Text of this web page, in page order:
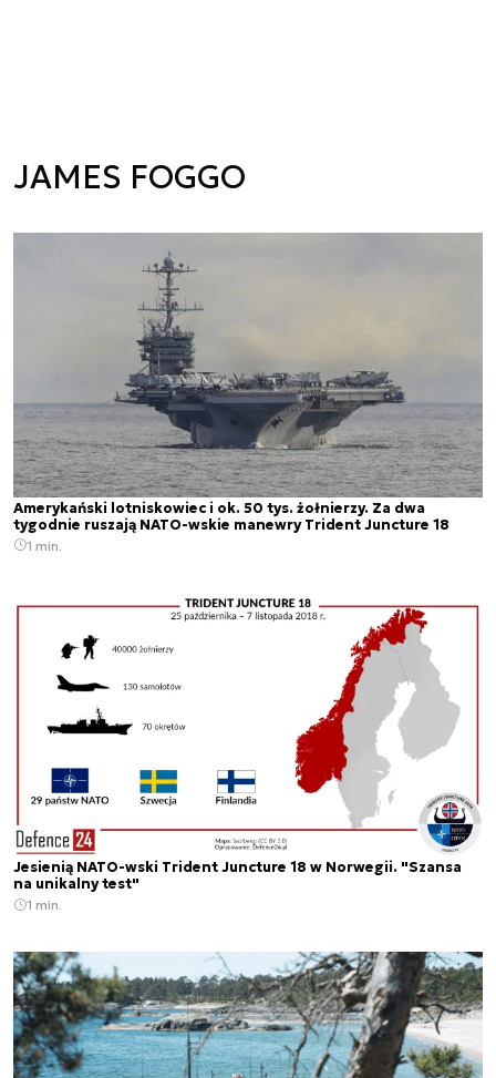
JAMES FOGGO
Amerykański lotniskowiec i ok. 50 tys. żołnierzy. Za dwa
tygodnie ruszają NATO-wskie manewry Trident Juncture 18
1 min.
Jesienią NATO-wski Trident Juncture 18 w Norwegii. "Szansa
na unikalny test"
1 min.